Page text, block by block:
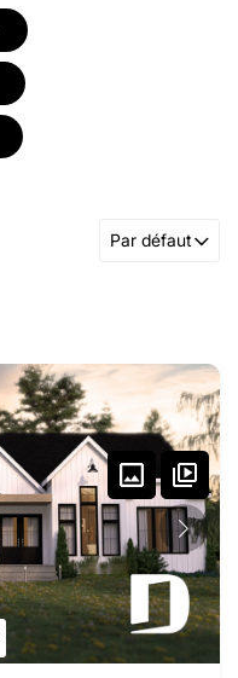
Par défaut